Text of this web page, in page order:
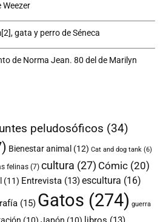
Weezer
gata y perro de Séneca
de Norma Jean. 80 del de Marilyn
peludosóficos (34)
Bienestar animal (12) Cat and dog tank (6)
felinas (7) cultura (27) Cómic (20)
(11) Entrevista (13)escultura (16)
(15) Gatos (274) guerra